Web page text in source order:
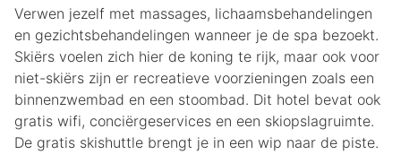
Verwen jezelf met massages, lichaamsbehandelingen
en gezichtsbehandelingen wanneer je de spa bezoekt.
Skiërs voelen zich hier de koning te rijk, maar ook voor
niet-skiërs zijn er recreatieve voorzieningen zoals een
binnenzwembad en een stoombad. Dit hotel bevat ook
gratis wifi, conciërgeservices en een skiopslagruimte.
De gratis skishuttle brengt je in een wip naar de piste.